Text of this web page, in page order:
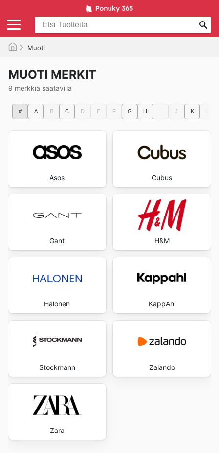
Muoti
MUOTI MERKIT
9 merkkiä saatavilla
# A B C D E F G H I J K L
Asos Cubus
Gant H&M
Halonen KappAhl
Stockmann Zalando
Zara